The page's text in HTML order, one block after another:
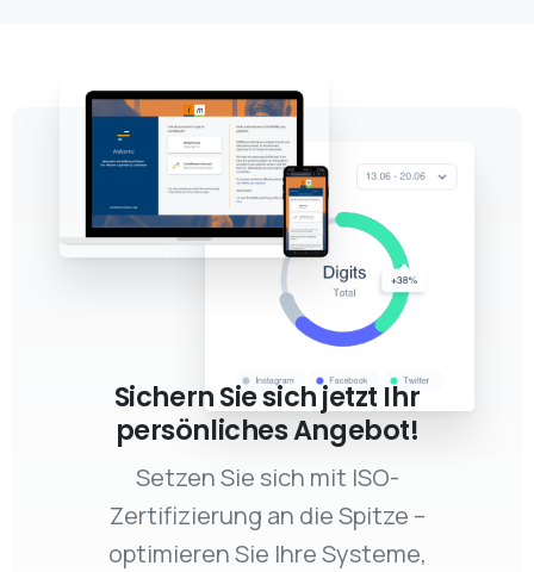
Sichern Sie sich jetzt Ihr
persönliches Angebot!
Setzen Sie sich mit ISO-
Zertifizierung an die Spitze –
optimieren Sie Ihre Systeme,